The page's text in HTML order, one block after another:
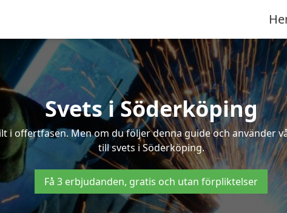
Svets i Söderköping
i offertfasen. Men om du följer denna guide och använder
till svets i Söderköping.
Få 3 erbjudanden, gratis och utan förpliktelser